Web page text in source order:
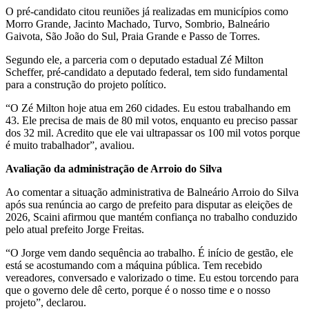
O pré-candidato citou reuniões já realizadas em municípios como
Morro Grande, Jacinto Machado, Turvo, Sombrio, Balneário
Gaivota, São João do Sul, Praia Grande e Passo de Torres.
Segundo ele, a parceria com o deputado estadual Zé Milton
Scheffer, pré-candidato a deputado federal, tem sido fundamental
para a construção do projeto político.
“O Zé Milton hoje atua em 260 cidades. Eu estou trabalhando em
43. Ele precisa de mais de 80 mil votos, enquanto eu preciso passar
dos 32 mil. Acredito que ele vai ultrapassar os 100 mil votos porque
é muito trabalhador”, avaliou.
Avaliação da administração de Arroio do Silva
Ao comentar a situação administrativa de Balneário Arroio do Silva
após sua renúncia ao cargo de prefeito para disputar as eleições de
2026, Scaini afirmou que mantém confiança no trabalho conduzido
pelo atual prefeito Jorge Freitas.
“O Jorge vem dando sequência ao trabalho. É início de gestão, ele
está se acostumando com a máquina pública. Tem recebido
vereadores, conversado e valorizado o time. Eu estou torcendo para
que o governo dele dê certo, porque é o nosso time e o nosso
projeto”, declarou.